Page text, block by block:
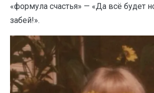
«формула счастья» — «Да всё будет
забей!».